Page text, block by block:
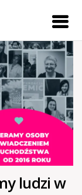
ludzi w